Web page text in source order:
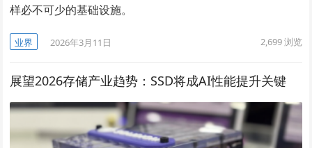
样必不可少的基础设施。
业界 2026年3月11日 2,699浏览
展望2026存储产业趋势：SSD将成AI性能提升关键